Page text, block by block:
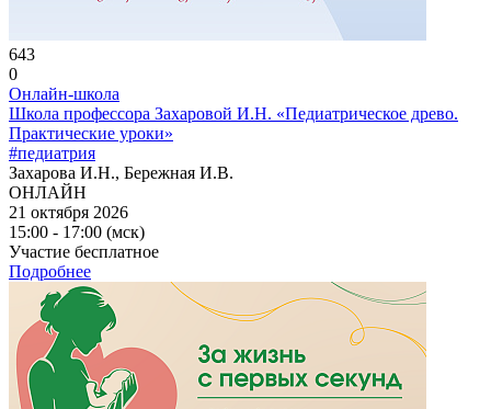
643
0
Онлайн-школа
Школа профессора Захаровой И.Н. «Педиатрическое древо.
Практические уроки»
#педиатрия
Захарова И.Н., Бережная И.В.
ОНЛАЙН
21 октября 2026
15:00 - 17:00 (мск)
Участие бесплатное
Подробнее